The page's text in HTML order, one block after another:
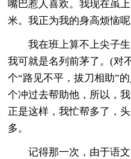
嘴巴惹人喜欢。我现在虽
米。我正为我的身高烦恼呢
我在班上算不上尖子
我可就是名列前茅了。(对
个“路见不平，拔刀相助”
个冲过去帮助他，所以，
正是这样，我忙帮多了，
多。
记得那一次，由于语